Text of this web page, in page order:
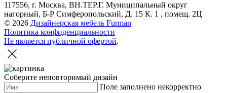
117556, г. Москва, ВН.ТЕР.Г. Муниципальный округ
нагорный, Б-Р Симферопольский, Д. 15 К. 1 , помещ. 2Ц
© 2026 Дизайнерская мебель Furman
Политика конфиденциальности
Не является публичной офертой.
Соберите неповторимый дизайн
Поле заполнено некорректно